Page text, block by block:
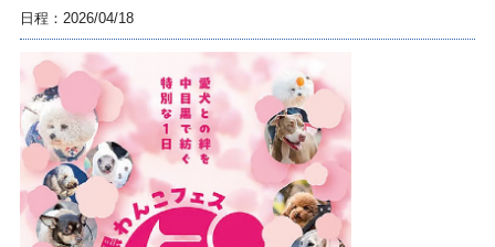
日程：2026/04/18